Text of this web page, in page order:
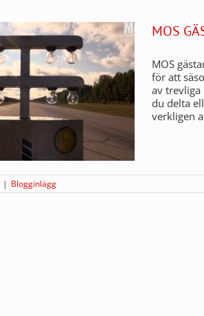
MOS
MOS
för att
av trevliga
du delta
verkligen
| Blogginlägg